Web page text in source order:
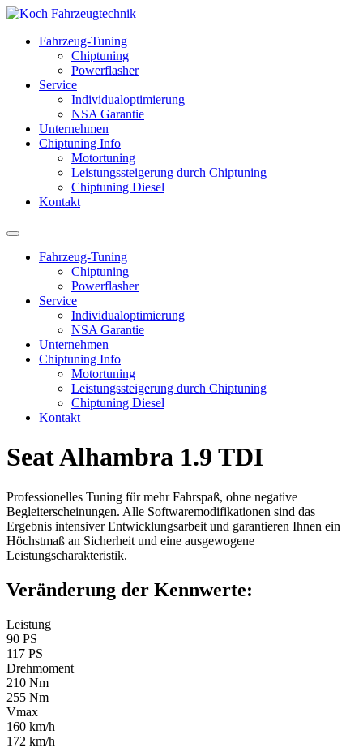
Fahrzeug-Tuning
Chiptuning
Powerflasher
Service
Individualoptimierung
NSA Garantie
Unternehmen
Chiptuning Info
Motortuning
Leistungssteigerung durch Chiptuning
Chiptuning Diesel
Kontakt
Fahrzeug-Tuning
Chiptuning
Powerflasher
Service
Individualoptimierung
NSA Garantie
Unternehmen
Chiptuning Info
Motortuning
Leistungssteigerung durch Chiptuning
Chiptuning Diesel
Kontakt
Seat Alhambra 1.9 TDI
Professionelles Tuning für mehr Fahrspaß, ohne negative
Begleiterscheinungen. Alle Softwaremodifikationen sind das
Ergebnis intensiver Entwicklungsarbeit und garantieren Ihnen ein
Höchstmaß an Sicherheit und eine ausgewogene
Leistungscharakteristik.
Veränderung der Kennwerte:
Leistung
90 PS
117 PS
Drehmoment
210 Nm
255 Nm
Vmax
160 km/h
172 km/h